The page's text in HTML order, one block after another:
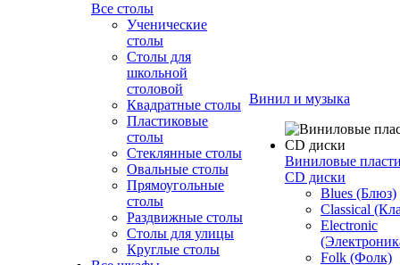
Все столы
Ученические
столы
Столы для
школьной
столовой
Квадратные столы
Пластиковые
столы
Стеклянные столы
Овальные столы
Прямоугольные
столы
Раздвижные столы
Столы для улицы
Круглые столы
Винил и музыка
Виниловые
CD диски
Blues (Блюз)
Classical
Electronic
Folk (Фолк)